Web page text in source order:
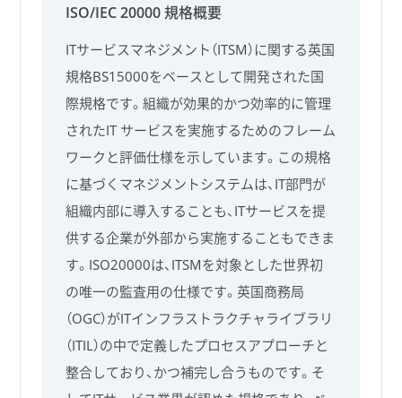
ISO/IEC 20000 規格概要
ITサービスマネジメント（ITSM）に関する英国
規格BS15000をベースとして開発された国
際規格です。組織が効果的かつ効率的に管理
されたIT サービスを実施するためのフレーム
ワークと評価仕様を示しています。この規格
に基づくマネジメントシステムは、IT部門が
組織内部に導入することも、ITサービスを提
供する企業が外部から実施することもできま
す。ISO20000は、ITSMを対象とした世界初
の唯一の監査用の仕様です。英国商務局
（OGC）がITインフラストラクチャライブラリ
（ITIL）の中で定義したプロセスアプローチと
整合しており、かつ補完し合うものです。そ